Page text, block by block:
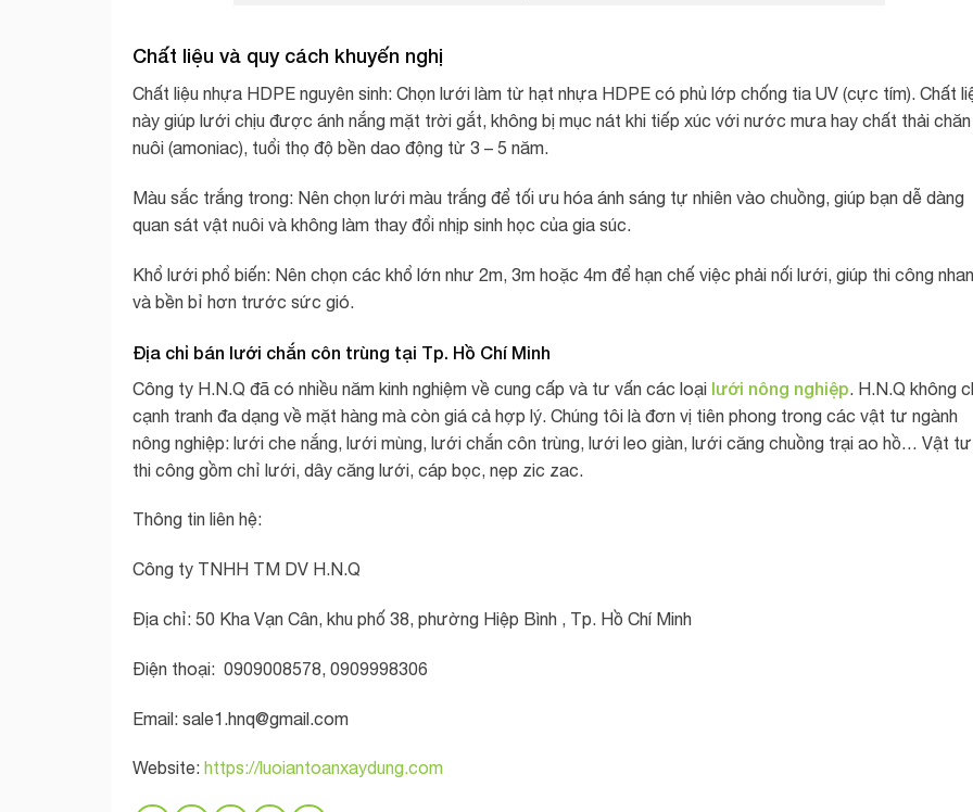
Chất liệu và quy cách khuyến nghị
Chất liệu nhựa HDPE nguyên sinh: Chọn lưới làm từ hạt nhựa HDPE có phủ lớp chống tia UV (cực tím). Chất
này giúp lưới chịu được ánh nắng mặt trời gắt, không bị mục nát khi tiếp xúc với nước mưa hay chất thải chăn
nuôi (amoniac), tuổi thọ độ bền dao động từ 3 – 5 năm.
Màu sắc trắng trong: Nên chọn lưới màu trắng để tối ưu hóa ánh sáng tự nhiên vào chuồng, giúp bạn dễ dàng
quan sát vật nuôi và không làm thay đổi nhịp sinh học của gia súc.
Khổ lưới phổ biến: Nên chọn các khổ lớn như 2m, 3m hoặc 4m để hạn chế việc phải nối lưới, giúp thi công
và bền bỉ hơn trước sức gió.
Địa chỉ bán lưới chắn côn trùng tại Tp. Hồ Chí Minh
Công ty H.N.Q đã có nhiều năm kinh nghiệm về cung cấp và tư vấn các loại lưới nông nghiệp. H.N.Q không
cạnh tranh đa dạng về mặt hàng mà còn giá cả hợp lý. Chúng tôi là đơn vị tiên phong trong các vật tư ngành
nông nghiệp: lưới che nắng, lưới mùng, lưới chắn côn trùng, lưới leo giàn, lưới căng chuồng trại ao hồ… Vật tư
thi công gồm chỉ lưới, dây căng lưới, cáp bọc, nẹp zic zac.
Thông tin liên hệ:
Công ty TNHH TM DV H.N.Q
Địa chỉ: 50 Kha Vạn Cân, khu phố 38, phường Hiệp Bình , Tp. Hồ Chí Minh
Điện thoại: 0909008578, 0909998306
Email: sale1.hnq@gmail.com
Website: https://luoiantoanxaydung.com